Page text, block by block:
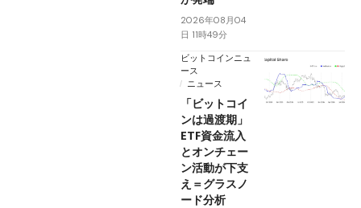
2026年08月04
日 11時49分
ビットコインニュ
ース
ニュース
「ビットコイ
ンは過渡期」
ETF資金流入
とオンチェー
ン活動が下支
え＝グラスノ
ード分析